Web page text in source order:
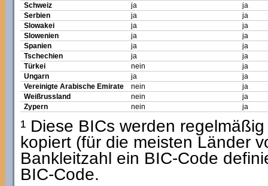
Schweiz
ja
ja
Serbien
ja
ja
Slowakei
ja
ja
Slowenien
ja
ja
Spanien
ja
ja
Tschechien
ja
ja
Türkei
nein
ja
Ungarn
ja
ja
Vereinigte Arabische Emirate
nein
ja
Weißrussland
nein
ja
Zypern
nein ja
¹ Diese BICs werden
kopiert (für die meisten Länder
Bankleitzahl ein BIC-Code
BIC-Code.